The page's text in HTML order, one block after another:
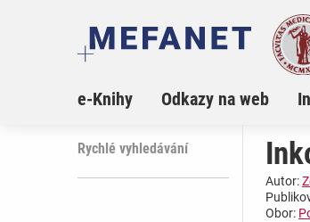
e-Knihy Odkazy na web
Rychlé vyhledávání
Autor:
Obor: